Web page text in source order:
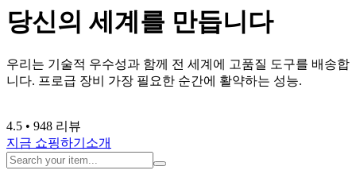
당신의 세계를 만듭니다
우리는 기술적 우수성과 함께 전 세계에 고품질 도구를 배송합
니다. 프로급 장비 가장 필요한 순간에 활약하는 성능.
4.5 • 948 리뷰
지금 쇼핑하기 소개